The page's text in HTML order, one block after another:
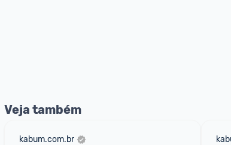
Veja também
kabum.com.br